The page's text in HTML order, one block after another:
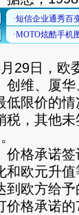
29日，欧
创维、厦
低限价的
税，其他
承诺签订
和欧元升
到欧方给
价格承诺